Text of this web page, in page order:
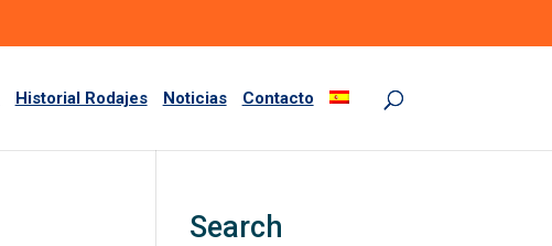
Historial Rodajes Noticias Contacto
Search